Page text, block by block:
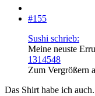
#155
Sushi schrieb:
Meine neuste
1314548
Zum Vergrößern
Das Shirt habe ich